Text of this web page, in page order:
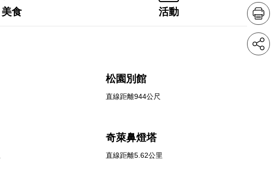
美食 活動
松園別館
直線距離944公尺
奇萊鼻燈塔
直線距離5.62公里